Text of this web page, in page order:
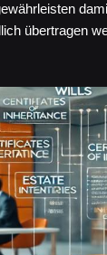
übertragen